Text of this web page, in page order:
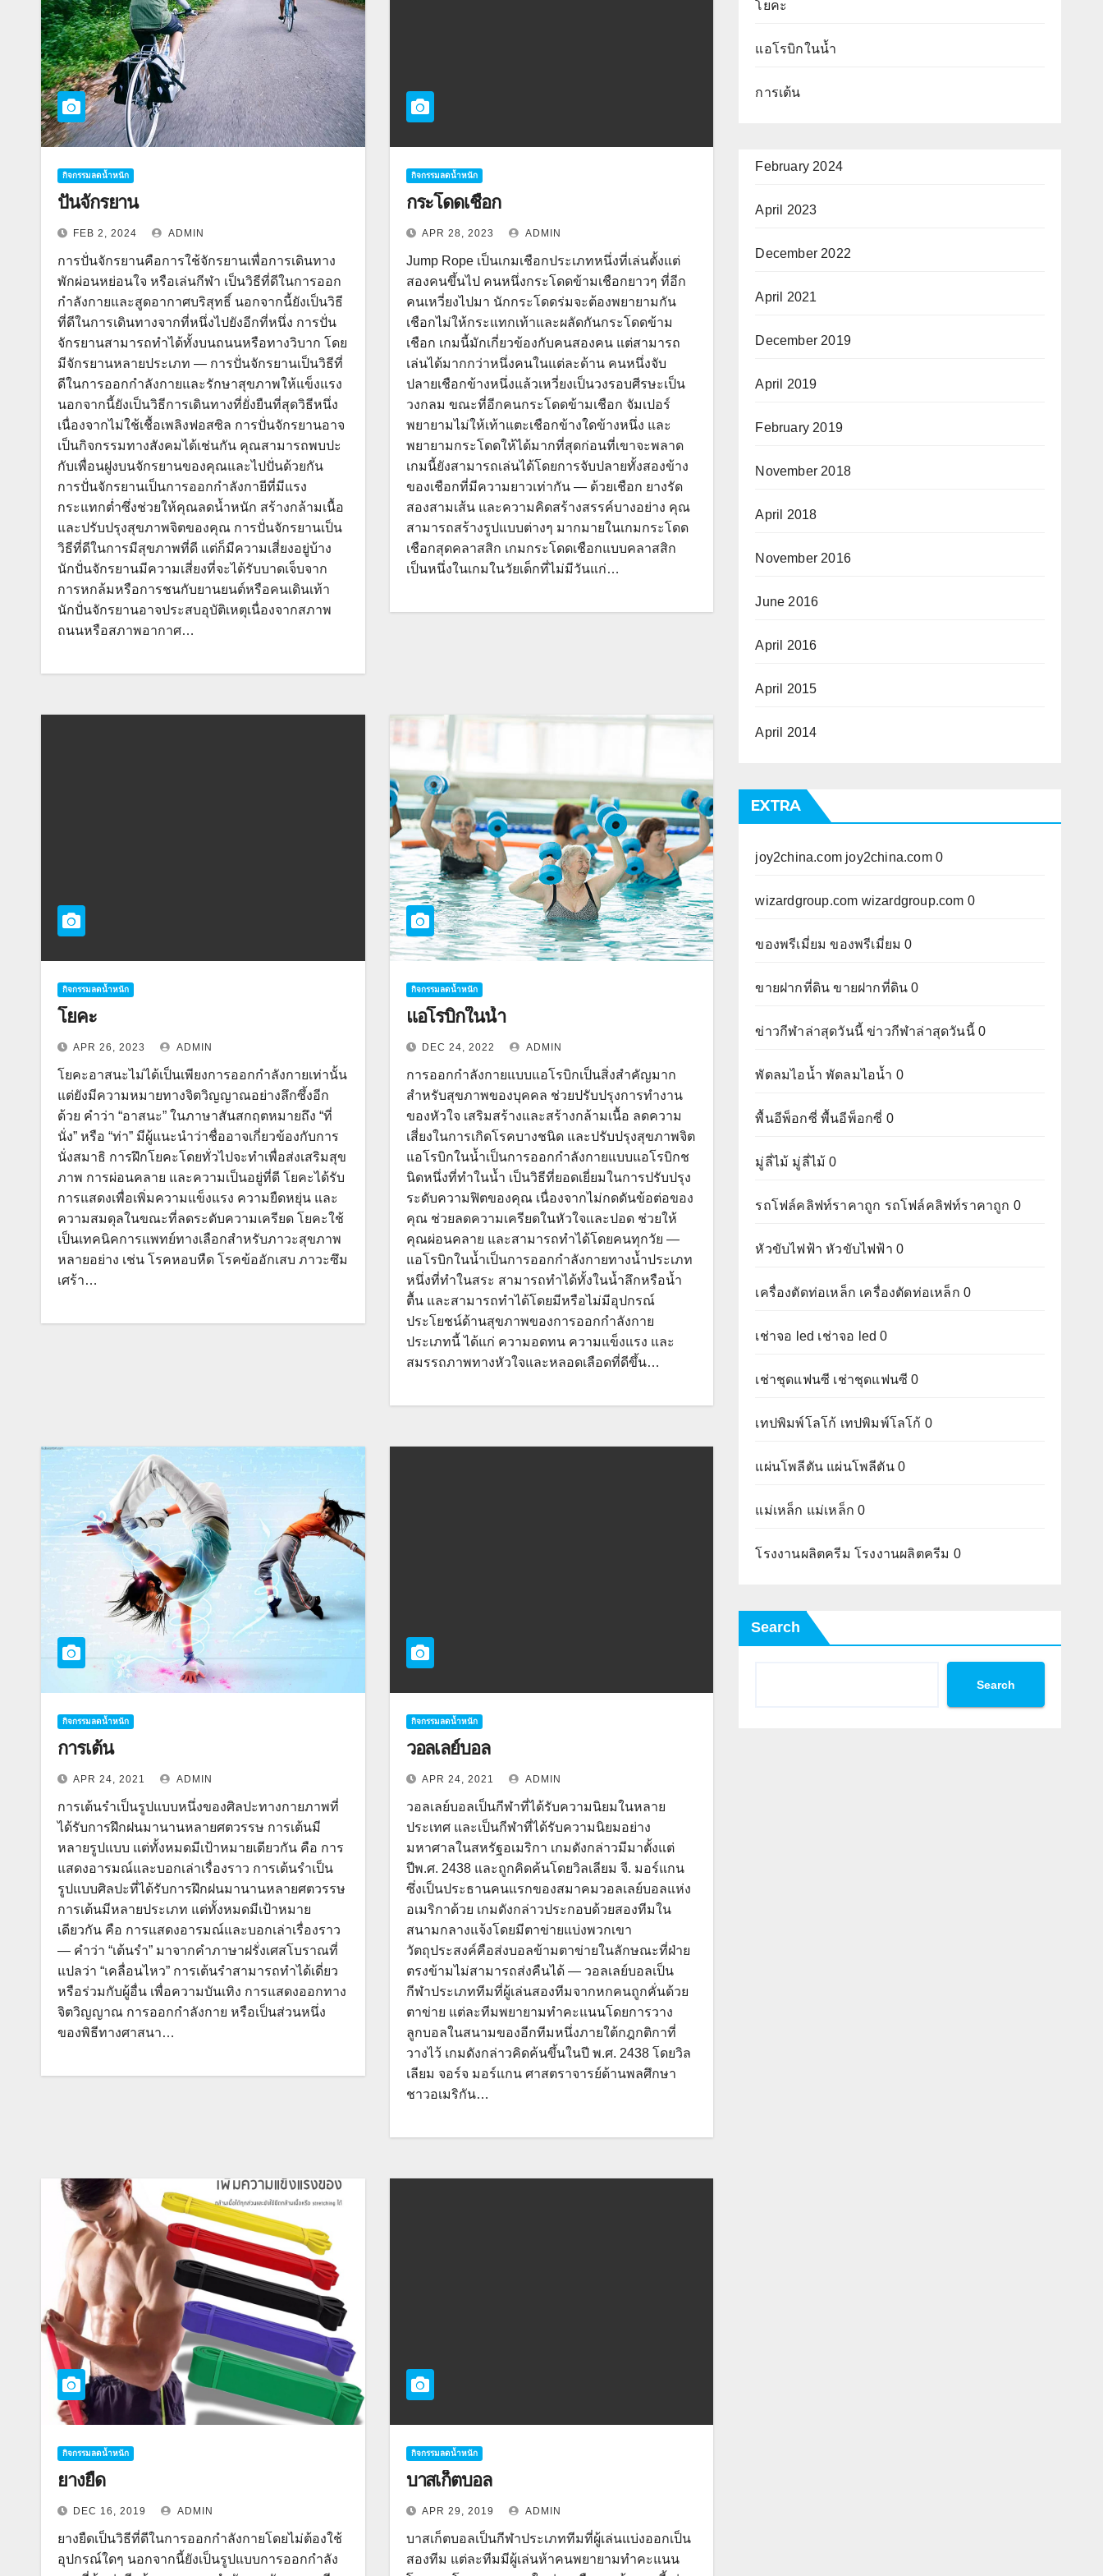
กิจกรรมลดน้ำหนัก
ปั่นจักรยาน
FEB 2, 2024 ADMIN
การปั่นจักรยานคือการใช้จักรยานเพื่อการเดินทาง
พักผ่อนหย่อนใจ หรือเล่นกีฬา เป็นวิธีที่ดีในการออก
กำลังกายและสูดอากาศบริสุทธิ์ นอกจากนี้ยังเป็นวิธี
ที่ดีในการเดินทางจากที่หนึ่งไปยังอีกที่หนึ่ง การปั่น
จักรยานสามารถทำได้ทั้งบนถนนหรือทางวิบาก โดย
มีจักรยานหลายประเภท — การปั่นจักรยานเป็นวิธีที่
ดีในการออกกำลังกายและรักษาสุขภาพให้แข็งแรง
นอกจากนี้ยังเป็นวิธีการเดินทางที่ยั่งยืนที่สุดวิธีหนึ่ง
เนื่องจากไม่ใช้เชื้อเพลิงฟอสซิล การปั่นจักรยานอาจ
เป็นกิจกรรมทางสังคมได้เช่นกัน คุณสามารถพบปะ
กับเพื่อนฝูงบนจักรยานของคุณและไปปั่นด้วยกัน
การปั่นจักรยานเป็นการออกกำลังกายีที่มีแรง
กระแทกต่ำซึ่งช่วยให้คุณลดน้ำหนัก สร้างกล้ามเนื้อ
และปรับปรุงสุขภาพจิตของคุณ การปั่นจักรยานเป็น
วิธีที่ดีในการมีสุขภาพที่ดี แต่ก็มีความเสี่ยงอยู่บ้าง
นักปั่นจักรยานมีความเสี่ยงที่จะได้รับบาดเจ็บจาก
การหกล้มหรือการชนกับยานยนต์หรือคนเดินเท้า
นักปั่นจักรยานอาจประสบอุบัติเหตุเนื่องจากสภาพ
ถนนหรือสภาพอากาศ…
กิจกรรมลดน้ำหนัก
กระโดดเชือก
APR 28, 2023 ADMIN
Jump Rope เป็นเกมเชือกประเภทหนึ่งที่เล่นตั้งแต่
สองคนขึ้นไป คนหนึ่งกระโดดข้ามเชือกยาวๆ ที่อีก
คนเหวี่ยงไปมา นักกระโดดร่มจะต้องพยายามกัน
เชือกไม่ให้กระแทกเท้าและผลัดกันกระโดดข้าม
เชือก เกมนี้มักเกี่ยวข้องกับคนสองคน แต่สามารถ
เล่นได้มากกว่าหนึ่งคนในแต่ละด้าน คนหนึ่งจับ
ปลายเชือกข้างหนึ่งแล้วเหวี่ยงเป็นวงรอบศีรษะเป็น
วงกลม ขณะที่อีกคนกระโดดข้ามเชือก จัมเปอร์
พยายามไม่ให้เท้าแตะเชือกข้างใดข้างหนึ่ง และ
พยายามกระโดดให้ได้มากที่สุดก่อนที่เขาจะพลาด
เกมนี้ยังสามารถเล่นได้โดยการจับปลายทั้งสองข้าง
ของเชือกที่มีความยาวเท่ากัน — ด้วยเชือก ยางรัด
สองสามเส้น และความคิดสร้างสรรค์บางอย่าง คุณ
สามารถสร้างรูปแบบต่างๆ มากมายในเกมกระโดด
เชือกสุดคลาสสิก เกมกระโดดเชือกแบบคลาสสิก
เป็นหนึ่งในเกมในวัยเด็กที่ไม่มีวันแก่…
กิจกรรมลดน้ำหนัก
โยคะ
APR 26, 2023 ADMIN
โยคะอาสนะไม่ได้เป็นเพียงการออกกำลังกายเท่านั้น
แต่ยังมีความหมายทางจิตวิญญาณอย่างลึกซึ้งอีก
ด้วย คำว่า “อาสนะ” ในภาษาสันสกฤตหมายถึง “ที่
นั่ง” หรือ “ท่า” มีผู้แนะนำว่าชื่ออาจเกี่ยวข้องกับการ
นั่งสมาธิ การฝึกโยคะโดยทั่วไปจะทำเพื่อส่งเสริมสุข
ภาพ การผ่อนคลาย และความเป็นอยู่ที่ดี โยคะได้รับ
การแสดงเพื่อเพิ่มความแข็งแรง ความยืดหยุ่น และ
ความสมดุลในขณะที่ลดระดับความเครียด โยคะใช้
เป็นเทคนิคการแพทย์ทางเลือกสำหรับภาวะสุขภาพ
หลายอย่าง เช่น โรคหอบหืด โรคข้ออักเสบ ภาวะซึม
เศร้า…
กิจกรรมลดน้ำหนัก
แอโรบิกในน้ำ
DEC 24, 2022 ADMIN
การออกกำลังกายแบบแอโรบิกเป็นสิ่งสำคัญมาก
สำหรับสุขภาพของบุคคล ช่วยปรับปรุงการทำงาน
ของหัวใจ เสริมสร้างและสร้างกล้ามเนื้อ ลดความ
เสี่ยงในการเกิดโรคบางชนิด และปรับปรุงสุขภาพจิต
แอโรบิกในน้ำเป็นการออกกำลังกายแบบแอโรบิกช
นิดหนึ่งที่ทำในน้ำ เป็นวิธีที่ยอดเยี่ยมในการปรับปรุง
ระดับความฟิตของคุณ เนื่องจากไม่กดดันข้อต่อของ
คุณ ช่วยลดความเครียดในหัวใจและปอด ช่วยให้
คุณผ่อนคลาย และสามารถทำได้โดยคนทุกวัย —
แอโรบิกในน้ำเป็นการออกกำลังกายทางน้ำประเภท
หนึ่งที่ทำในสระ สามารถทำได้ทั้งในน้ำลึกหรือน้ำ
ตื้น และสามารถทำได้โดยมีหรือไม่มีอุปกรณ์
ประโยชน์ด้านสุขภาพของการออกกำลังกาย
ประเภทนี้ ได้แก่ ความอดทน ความแข็งแรง และ
สมรรถภาพทางหัวใจและหลอดเลือดที่ดีขึ้น…
กิจกรรมลดน้ำหนัก
การเต้น
APR 24, 2021 ADMIN
การเต้นรำเป็นรูปแบบหนึ่งของศิลปะทางกายภาพที่
ได้รับการฝึกฝนมานานหลายศตวรรษ การเต้นมี
หลายรูปแบบ แต่ทั้งหมดมีเป้าหมายเดียวกัน คือ การ
แสดงอารมณ์และบอกเล่าเรื่องราว การเต้นรำเป็น
รูปแบบศิลปะที่ได้รับการฝึกฝนมานานหลายศตวรรษ
การเต้นมีหลายประเภท แต่ทั้งหมดมีเป้าหมาย
เดียวกัน คือ การแสดงอารมณ์และบอกเล่าเรื่องราว
— คำว่า “เต้นรำ” มาจากคำภาษาฝรั่งเศสโบราณที่
แปลว่า “เคลื่อนไหว” การเต้นรำสามารถทำได้เดี่ยว
หรือร่วมกับผู้อื่น เพื่อความบันเทิง การแสดงออกทาง
จิตวิญญาณ การออกกำลังกาย หรือเป็นส่วนหนึ่ง
ของพิธีทางศาสนา…
กิจกรรมลดน้ำหนัก
วอลเลย์บอล
APR 24, 2021 ADMIN
วอลเลย์บอลเป็นกีฬาที่ได้รับความนิยมในหลาย
ประเทศ และเป็นกีฬาที่ได้รับความนิยมอย่าง
มหาศาลในสหรัฐอเมริกา เกมดังกล่าวมีมาตั้งแต่
ปีพ.ศ. 2438 และถูกคิดค้นโดยวิลเลียม จี. มอร์แกน
ซึ่งเป็นประธานคนแรกของสมาคมวอลเลย์บอลแห่ง
อเมริกาด้วย เกมดังกล่าวประกอบด้วยสองทีมใน
สนามกลางแจ้งโดยมีตาข่ายแบ่งพวกเขา
วัตถุประสงค์คือส่งบอลข้ามตาข่ายในลักษณะที่ฝ่าย
ตรงข้ามไม่สามารถส่งคืนได้ — วอลเลย์บอลเป็น
กีฬาประเภททีมที่ผู้เล่นสองทีมจากหกคนถูกคั่นด้วย
ตาข่าย แต่ละทีมพยายามทำคะแนนโดยการวาง
ลูกบอลในสนามของอีกทีมหนึ่งภายใต้กฎกติกาที่
วางไว้ เกมดังกล่าวคิดค้นขึ้นในปี พ.ศ. 2438 โดยวิล
เลียม จอร์จ มอร์แกน ศาสตราจารย์ด้านพลศึกษา
ชาวอเมริกัน…
กิจกรรมลดน้ำหนัก
ยางยืด
DEC 16, 2019 ADMIN
ยางยืดเป็นวิธีที่ดีในการออกกำลังกายโดยไม่ต้องใช้
อุปกรณ์ใดๆ นอกจากนี้ยังเป็นรูปแบบการออกกำลัง
กิจกรรมลดน้ำหนัก
บาสเก็ตบอล
APR 29, 2019 ADMIN
บาสเก็ตบอลเป็นกีฬาประเภททีมที่ผู้เล่นแบ่งออกเป็น
สองทีม แต่ละทีมมีผู้เล่นห้าคนพยายามทำคะแนน
โยคะ
แอโรบิกในน้ำ
การเต้น
February 2024
April 2023
December 2022
April 2021
December 2019
April 2019
February 2019
November 2018
April 2018
November 2016
June 2016
April 2016
April 2015
April 2014
EXTRA
joy2china.comjoy2china.com 0
wizardgroup.com wizardgroup.com 0
ของพรีเมี่ยม ของพรีเมี่ยม 0
ขายฝากที่ดิน ขายฝากที่ดิน 0
ข่าวกีฬาล่าสุดวันนี้ข่าวกีฬาล่าสุดวันนี้ 0
พัดลมไอน้ำ พัดลมไอน้ำ 0
พื้นอีพ็อกซี่ พื้นอีพ็อกซี่ 0
มู่ลี่ไม้ มู่ลี่ไม้ 0
รถโฟล์คลิฟท์ราคาถูก รถโฟล์คลิฟท์ราคาถูก 0
หัวขับไฟฟ้า หัวขับไฟฟ้า 0
เครื่องตัดท่อเหล็ก เครื่องตัดท่อเหล็ก 0
เช่าจอ led เช่าจอ led 0
เช่าชุดแฟนซี เช่าชุดแฟนซี 0
เทปพิมพ์โลโก้ เทปพิมพ์โลโก้ 0
แผ่นโพลีตันแผ่นโพลีตัน 0
แม่เหล็ก แม่เหล็ก 0
โรงงานผลิตครีม โรงงานผลิตครีม 0
Search
Search